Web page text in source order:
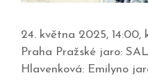
24. května 2025, 14:00,
Praha Pražské jaro:
Hlavenková: Emilyno